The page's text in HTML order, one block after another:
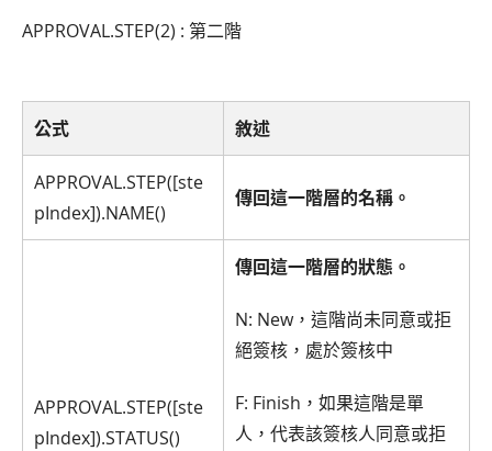
APPROVAL.STEP(2) : 第二階
公式 敘述
APPROVAL.STEP([ste
pIndex]).NAME()
傳回這一階層的名稱。
APPROVAL.STEP([ste
pIndex]).STATUS()
傳回這一階層的狀態。
N: New，這階尚未同意或拒
絕簽核，處於簽核中
F: Finish，如果這階是單
人，代表該簽核人同意或拒